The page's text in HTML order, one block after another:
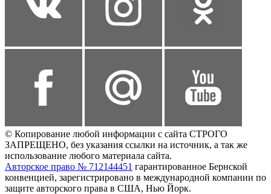
© Копирование любой информации с сайта СТРОГО
ЗАПРЕЩЕНО, без указания ссылки на источник, а так же
использование любого материала сайта.
Авторское право № 712144451 гарантированное Бернской
конвенцией, зарегистрировано в международной компании по
защите авторского права в США, Нью Йорк.